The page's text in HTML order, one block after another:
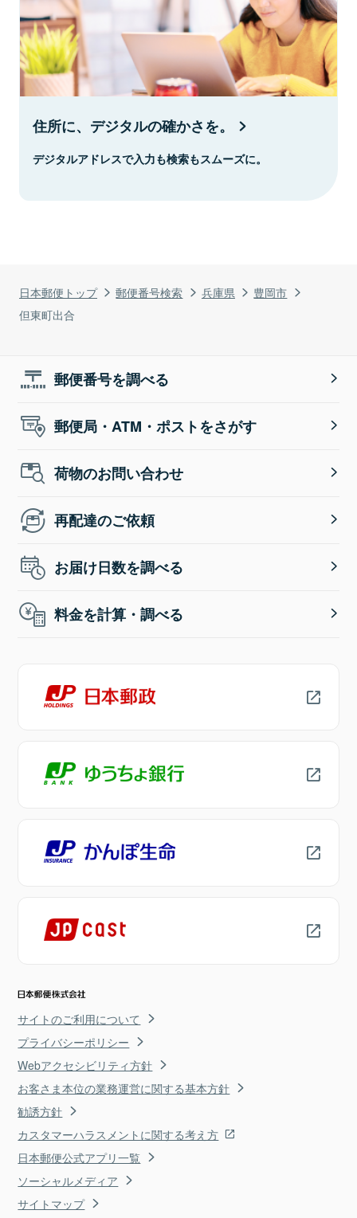
日本郵便トップ 郵便番号検索 兵庫県
豊岡市
但東町出合
住所に、デジタルの確かさを。
デジタルアドレスで入力も検索もスムーズに。
郵便番号を調べる
郵便局・ATM・ポストをさがす
荷物のお問い合わせ
再配達のご依頼
お届け日数を調べる
料金を計算・調べる
サイトのご利用について
プライバシーポリシー
Webアクセシビリティ方針
お客さま本位の業務運営に関する基本方針
勧誘方針
カスタマーハラスメントに関する考え方
日本郵便公式アプリ一覧
ソーシャルメディア
サイトマップ